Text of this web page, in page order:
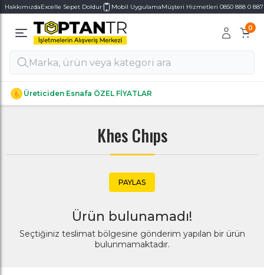
HakkımızdaExcelle Sepet Doldur Mobil UygulamaMüşteri Hizmetleri 0850 888 0 887
0
Üreticiden Esnafa ÖZEL FİYATLAR
Alt Kategoriler
Alt Kategoriler
Khes Chıps
PAYLAS
Ürün bulunamadı!
Seçtiğiniz teslimat bölgesine gönderim yapılan bir ürün
bulunmamaktadır.